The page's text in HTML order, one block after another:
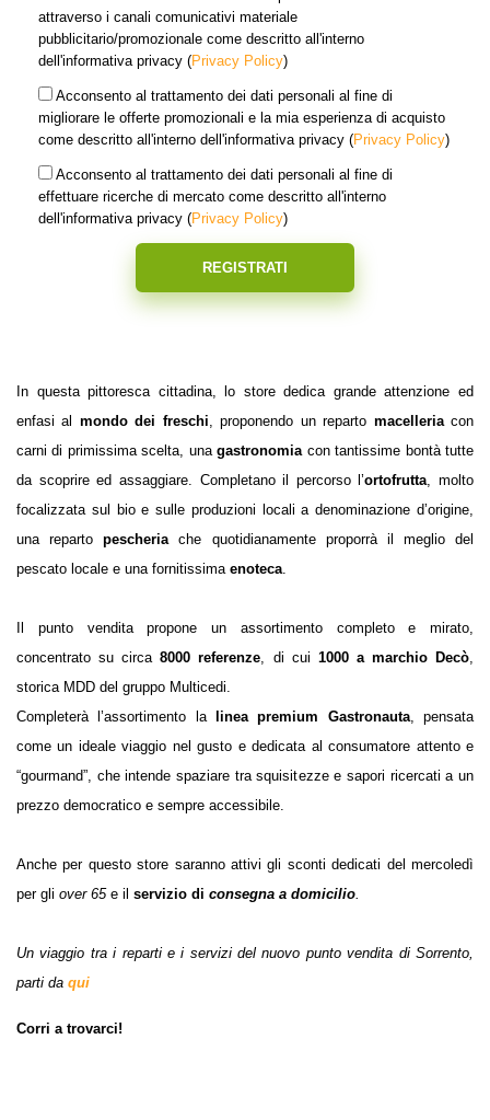
attraverso i canali comunicativi materiale
pubblicitario/promozionale come descritto all'interno
dell'informativa privacy (Privacy Policy)
Acconsento al trattamento dei dati personali al fine di
migliorare le offerte promozionali e la mia esperienza di acquisto
come descritto all'interno dell'informativa privacy (Privacy Policy)
Acconsento al trattamento dei dati personali al fine di
effettuare ricerche di mercato come descritto all'interno
dell'informativa privacy (Privacy Policy)
REGISTRATI
In questa pittoresca cittadina, lo store dedica grande attenzione ed
enfasi al mondo dei freschi , proponendo un reparto macelleriacon
carni di primissima scelta, unagastronomia con tantissime bontà tutte
da scoprire ed assaggiare. Completano il percorso l’ortofrutta , molto
focalizzata sul bio e sulle produzioni locali a denominazione d’origine,
una repartopescheriache quotidianamente proporrà il meglio del
pescato locale e una fornitissima enoteca
Il punto vendita propone un assortimento completo e mirato,
concentrato su circa8000 referenze , di cui 1000 a marchio Decò
storica MDD del gruppo Multicedi.
Completerà l’assortimento la linea premium Gastronauta, pensata
come un ideale viaggio nel gusto e dedicata al consumatore attento e
“gourmand”, che intende spaziare tra squisitezze e sapori ricercati a un
prezzo democratico e sempre accessibile.
Anche per questo store saranno attivi gli sconti dedicati del mercoledì
per gli over 65 e il servizio di consegna a domicilio
Un viaggio tra i reparti e i servizi del nuovo punto vendita di Sorrento,
parti da qui
Corri a trovarci!